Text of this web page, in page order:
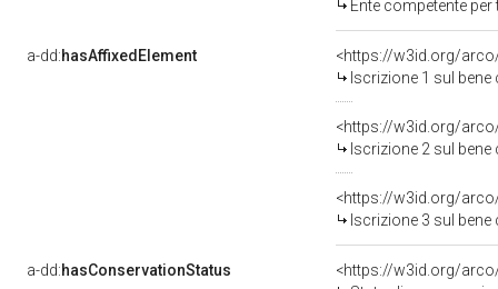
Ente competente per
a-dd:hasAffixedElement
<https://w3id.org/
Iscrizione 1 sul
<https://w3id.org/
Iscrizione 2 sul
<https://w3id.org/
Iscrizione 3 sul
a-dd:hasConservationStatus
<https://w3id.org/